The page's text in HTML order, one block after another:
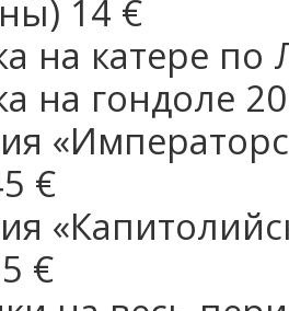
14 €
на катере по
на гондоле
€
€